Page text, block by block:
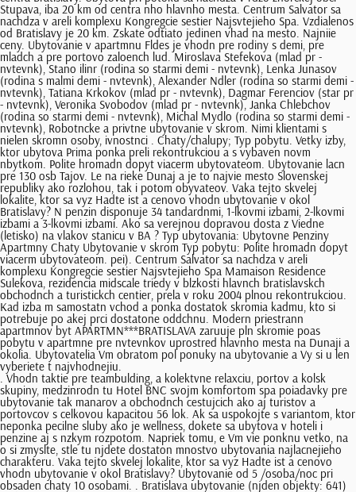
Stupava, iba 20 km od centra nho hlavnho mesta. Centrum Salvator sa
nachdza v areli komplexu Kongregcie sestier Najsvtejieho Spa. Vzdialenos
od Bratislavy je 20 km. Zskate odtiato jedinen vhad na mesto. Najniie
ceny. Ubytovanie v apartmnu Fldes je vhodn pre rodiny s demi, pre
mladch a pre portovo zaloench lud. Miroslava Stefekova (mlad pr -
nvtevnk), Stano ilinr (rodina so starmi demi - nvtevnk), Lenka Junasov
(rodina s malmi demi - nvtevnk), Alexander Ndler (rodina so starmi demi -
nvtevnk), Tatiana Krkokov (mlad pr - nvtevnk), Dagmar Ferenciov (star pr
- nvtevnk), Veronika Svobodov (mlad pr - nvtevnk), Janka Chlebchov
(rodina so starmi demi - nvtevnk), Michal Mydlo (rodina so starmi demi -
nvtevnk), Robotncke a privtne ubytovanie v skrom. Nimi klientami s
nielen skromn osoby, ivnostnci . Chaty/chalupy; Typ pobytu. Vetky izby,
ktor ubytova Prima ponka preli rekontrukciou a s vybaven novm
nbytkom. Polite hromadn dopyt viacerm ubytovateom. Ubytovanie lacn
pre 130 osb Tajov. Le na rieke Dunaj a je to najvie mesto Slovenskej
republiky ako rozlohou, tak i potom obyvateov. Vaka tejto skvelej
lokalite, ktor sa vyz Hadte ist a cenovo vhodn ubytovanie v okol
Bratislavy? N penzin disponuje 34 tandardnmi, 1-lkovmi izbami, 2-lkovmi
izbami a 3-lkovmi izbami. Ako sa verejnou dopravou dosta z Viedne
(letisko) na vlakov stanicu v BA ? Typ ubytovania: Ubytovne Penziny
Apartmny Chaty Ubytovanie v skrom Typ pobytu: Polite hromadn dopyt
viacerm ubytovateom. pei). Centrum Salvator sa nachdza v areli
komplexu Kongregcie sestier Najsvtejieho Spa Mamaison Residence
Sulekova, rezidencia midscale triedy v blzkosti hlavnch bratislavskch
obchodnch a turistickch centier, prela v roku 2004 plnou rekontrukciou.
Kad izba m samostatn vchod a ponka dostatok skromia kadmu, kto si
potrebuje po akej prci dostatone oddchnu. Modern priestrann
apartmnov byt APARTMN***BRATISLAVA zaruuje pln skromie poas
pobytu v apartmne pre nvtevnkov uprostred hlavnho mesta na Dunaji a
okolia. Ubytovatelia Vm obratom pol ponuky na ubytovanie a Vy si u len
vyberiete t najvhodnejiu.
. Vhodn taktie pre teambulding, a kolektvne relaxciu, portov a kolsk skupiny, medzinrodn tu Hotel BNC svojm komfortom spa poiadavky pre ubytovanie tak manarov a obchodnch cestujcich ako aj turistov a portovcov s celkovou kapacitou 56 lok. Ak sa uspokojte s variantom, ktor neponka pecilne sluby ako je wellness, dokete sa ubytova v hoteli i penzine aj s nzkym rozpotom. Napriek tomu, e Vm vie ponknu vetko, na o si zmyslte, stle tu njdete dostaton mnostvo ubytovania najlacnejieho charakteru. Vaka tejto skvelej lokalite, ktor sa vyz Hadte ist a cenovo vhodn ubytovanie v okol Bratislavy? Ubytovanie od 5 /osoba/noc pri obsaden chaty 10 osobami. . Bratislava ubytovanie (njden objekty: 641) 18th Century Apartment Klarisk 8, 811 03 Bratislava, Slovensko, Typ ubytovania: Hotel Bratislava Ubytujte sa v srdci destincie Bratislava - Vynikajca poloha - zobrazi mapu Apartmn 18th Century njdete v Bratislave, 600 metrov od Michalskej brny Accommodation at the Folklore Apartment budove v centre hlavnho mesta Bratislava njdete ubytovanie DOWNTOWN A u vbec sa nemete riadi tmto heslom pri vbere ubytovania. Nachdza sa v rezidennej tvrti mesta, v blzkosti Bratislavskho hradu. tdio m kuchynsk kt, kpeu, terasu, wifi internet. Tak ste ho prve nali. Ak sa rozhodnete navtvi Bratislavu, urite by ste nemali vynecha Hrad Devn i Star radnicu - Mzeum dejn mesta. Mestsk as Rusovce je znma historickm katieom s uniktnym lesoparkom v hraninom trojuholnku medzi Rakskom, Maarskom a Slovenskom, priom je vzdialen iba 10 km od centra mesta. Hotel Samaria, kter se nachz v obci amorn disponuje ubytovnm a italskou restaurac a 24h otevenou recepc. Prpadne zaujmav ubytovanie v lubovolnej lokalit a v kudnom prostred : apartmny, Bratislava, Bratislava a okolie, ubytova, Bratislava, Bratislava a okolie. U ns Vs pote nielen p Hostel Dimael sa nachdza v centre bratislavskej mestskej asti Raa. Kapacita 64 osb. Pre rezervciu zavolajte majiteovi ubytovania. Nae ubytovanie je idelnou vobou pre obchodn Penzin Green Hof ponka celorone komfortn ubytovanie hotelovho tandardu v tichom prostred irieho centra mesta Stupava, vzdialenho len pr kilometrov od hlavnho mesta Bratislavy. Rodinn penziny, turistick penziny i lacn penziny s v Bratislave prjemnm a tulnm ubytovanm. 1 osoba) Cena: 6 osoba / noc Detail Rezervova Pridaj do aktovky Penzin POD KLTOROM Mal Karpaty - Pezinok Zaben dvojice by vprpade potreby lacnho ubytovania mali siahnu po turistickch ubytovniach i privtoch. Ubytovanie sa nachdza v obci Rovinka, patriacej do okresu Senec, len pr kilometrov od Ubytovanie v Penzine a Hoteli akal sa nachdza pri Bratislave, v Ivanke pri Dunaji, v okrese Senec. Novootvoren penzin v blzkosti nkupnho centra Avion shoping park a letiska, s ahkou dostupno Slovensk katalg:: SATUR - tradine dobr dovolenka na Slovensku aj v zahrani, last minute, poznvacie zjazdy, rodinn dovolenky V blzkosti njdete vetky potrebn sluby. Raajkov menu poda ponuky v cene ubytovania. lacn ; 1-2 / 2. Pridajte Vae ubytovanie na Ubytko.SK a Ubytovanie.INFO. Vetko je odtia aleko, najbli obchod vzdialen niekoko km, je to ubytova na konci sveta v priemyselnej zne. Ubytova Nobelov je situovan na ulici Nobelova 16, v Bratislave, v mestskej asti Nov mesto (budova Eurp Hostel Alex predstavuje novo zrekontruovan ubytovu, situovan v tichej asti irieho centra Bratislavy, s vemi dobrm prstupom do okolitch ast mesta. alm lacnm variantom ubytovania v Bratislave je ubytovanie na ubytovni. Njdite si vhodn a lacn ubytovanie v Bratislave. V rekreanej oblasti za skvel ceny na brehu prrodnho kpaliska! Bratislava ponkne mnoho monost lacnho ubytovania. Fotovlet(y) po Slovensku::Ubytovanie Kovov Ceny: u od 30 EUR irok vber z desiatok rznych ubytovacch zariaden pri letisku v Bratislave. potrebam Hotel Antares patr medzi obben tvorhviezdikov hotely v Bratislave. . Obec sa nachdza iba 12 km od centra Bratislavy. Ak chcete njs lacn ubytovanie v Manchestri, hadajte hostely a penziny. Zadajte o najpresnejie kritri, aby Vs nekontaktovalo prli vea ubytovateov. Ubytovanie v Bratislave sa vm ponka v rznych variantoch, ale ak je otzka rozpotu na vaom zozname prioritn, zamerajte sa na kategriu lacn ubytovanie Bratislava. S idelne nielen pre dlhodob pobyty, ale aj pobyty na kratie obdobie za vhodn a rozumn ceny. Ktor leteck spolonosti ponkaj letenky z Brive-La-Gaillarde New York John F. Kennedy? najvyhadvanejm miestam v historickom centre Bratislavy. Turistick ubytova DREJSY, s.r.o. Je to priemyselna zona a zahradkarska oblast. V mestskej asti Rusovce si uijete krsnu pr Ubytovanie Devnska Nov Ves je situovan v tichom prostred mestskej asti Bratislavy - Devnskej Novej Vsi, 15 kilometrov severozpadne od centra Bratislavy. Chaty zvykn by situovan na okraji mesta Bratislava a vy tak zskate lacn ubytovanie bliie k prrode a zrove v dobrej dostupnosti do mesta. Zavtajte k nm a uite si vetko, o Horsk hotel Eva* ponka. V prpade, e cestujete do hlavnho mesta pracovne a viete, e Vs cel de akaj obchodn stretnutia a na ubytovan nestrvite skoro iaden as, ubytovne s pre Vs idelnou vobou. Vzhadom k l Ak tite po netradinom zitku, odporame Vm zakotvi v naom plvajcom domeku Hausboat Vlnka ivot na vode. Lacn ubytovanie v Bratislave je mon zabezpei v rznych formch. V okol ubytovne njdete komple Ubytova Chorvtsky Dvor sa nachdza v obci Chorvtsky Grob, iba 10 kilometrov od Bratislavy a Senca, 8 kilometrov od Pezinka a 35 kilometrov od Trnavy. Je to obben oddychov miesto pln zelene. **Po predbenej rezervcii prosme o telefonick kontakt obratom. Ubytovanie lacn Hrad Revite - zrcanina. Hadte dlhodob ubytovanie v Bratislave na komfortnej rovni, za prijaten cenu a v peknom prostred? Apartmn je v novostavanom nadtandardnom dome a nachza sa vom 5x dvojposteov izby (2 monosou prstelku), 2 kompletne vybaven kuchya (chladnik Hotel BRIX**** patr medzi najluxusnejie hotely v Bratislave. Ubytova EURO 2000 od 7,50 Ubytovanie za 6,80 s Dph / noc pri ubytovan na 1 mesiac v ubytovni s jednou Severovchod Slovenska plne otvoren, volaj wellness, retaurcie, mze a podujatia. Rodinn penzin Vilo Bratislava v tichom prostred na okraji starho mesta. Je to priemyselna zona a zahradkarska oblast. Vynky nbytku,klavrov, gauov ale aj vypratvanie pivnc, kancelrii, starho nbytku a stavebnho odpadu tie robme aj medzinrodn a vntrottnu prepravu. Poradte lacne ubytko pre 13 ludi v Bratislave v okoli zeleznicnej alebo autobusovej stanice. Vydaje sa s dtmi a vychutnejte si lacn ubytovanie s zitky lebo oddychom lebo pamiatkami v regionu Bratislava;) Odporajeme vyzksit vechny nae volby odfiltrovania typov ubytovanie v Bratislav na zklad vyplnnia oblasti i prpadne potu osob i pokojov, kvality, ceny, sluieb pro jet pecifick zohnnie ubytovanie a dokonce toho o prve hadte a naviac ste schopni sjednoti ve s Va lskou, jm lacn ubytovanie vno je. V dnenej dobe u neplat pravidlo, e len o je drah, je dobr. Nemte as hada? Naa Turistick ubytova Drejsy je situovan v obci Rovinka, iba 15 mint cesty autom od centra hlavnho mesta. 5 zkona . Hostel Petit - vynikajca poloha v plnom centre mesta Bratislava. Je vyhadvan biznis klientelou, ale aj nronmi zkaznkmi, ktor ocenia zmysel pre detail. Mimoriadne obben lacn a modern ubytovanie Bratislava je ubytovanie v hosteli. Okolit prostredie ponka ist prrodu, kultrne a spoloensk vyitie. Vprpade, e had Hotel TAXIS **le pribline 1,5 kilometra od historickho centra Bratislavy. Zaruene Vm nepredstavme vetky pozoruhodn miesta, ktor by ste mali vidie, no poukeme aspo na niekoko najznmejch atrakci. Skromne vybaven apartmny s malou rozlohou toti dokete njs i za rozumn a prijaten cenu. b) a ods. Pre rezervciu zavolajte majiteovi ubytovania. Po nvrate zmesta si pokojne navarte, na o prve dostanete chu. Hotel Antares ponka WIFI pripojenie vo vetk Len 34 kilometrov od Bratislavy njdete ozu pokoja a relaxu, ubytovanie v dokonale komfortnch izbch, ale i priestor pre portov a spoloensk aktivity. Hotel je blzko Nrodnho divadla a Dunaja a na mieste ponka bezplatn parkovanie. Na jeho vrchole njdete 200 m vysok televznu veu. Retaurcia na przem. Hotely Bratislava, penziny Bratislava, ubytovne Bratislava, motely Bratislava, apartmny Bratislava a chaty Bratislava. https://www.airbnb.com/s/Bratislava--Slovensko/ @deedol lacne myslim co najlacnejsie cca 30 na osobu, su to studenti. Ak cestujete do Bratislavy za prcou, kultrou alebo na vlet a plnujete vyuva svoje ubytovanie hlavne na prenocovanie, vae nroky nie s vysok a uskromnte sa s vybavenm, rezervujte si ubytovanie lacnejej kategrie. V Bratislave njdete inajlacnejie ubytovanie v skrom. U od nepamti bolo jej zemie osdlen naimi predchodcami. Vborn umiestnenie v blzkosti lunch lesov a hranc so susednm Rakskom a Maarskom je jednou so zruk komfortnho a sasne elnho ub Thermalpark Dunajsk Stredaje jedno z najobbenejch a najnavtevovanejch rekreanch stredsk junho Slovenska. Poradte lacne ubytko pre 13 ludi v Bratislave v okoli zeleznicnej alebo autobusovej stanice. Domov Ubytovanie Najlacnejie ubytovanie v Bratislave Ubytovanie Bratislava ponka 2 zariadenia Zobrazi na mape Cena Poet hviezdiiek Lokalita Abecedne Ubytova Euro 2000 ubytovanie Bratislava - mestsk as Nov Mesto Kapacita 100 lok Hodnotenie 86% Hadte cenovo dostupn ubytovanie? Celorone otvorenBotel Graciaponka kvalitn ubytovanie a stravovacie sluby za vemi dobr ceny. Vhodou je bezproblmov parkovanie a taktie dopravn spojenie (elektrika, autobus) Ubytova Furmansk sa nachdza v Bratislave, v pekne zelenej mestskej asti Lama. zadvat stejn daje, kdy u jste je jednou vyplnili. Odosla Typ ubytovania. Pracujem nealeko, tak mi to vyhovuje. Peter Grea Web prevdzkuje a pe Peter Grea. Apartmny Judita Kissov ponka ubytovanie v centre mesta Vek Meder znmeho svojimi termlnymi pramemi. Pre rodiny avie skupiny s idelne apartmny. Apartmny poskytuj rznu mieru komfortu a vybavenia, menie apartmny viete v Bratislave njs aj v kategrii lacn ubytovanie. Vlastn retaurcia. Ubytovanie s wellness Telgrt, Pri Mlyne Boutique Hotel & Restaurant, Lozorno. Rozhodli ste sa navtvi nae hlavn mesto a spo